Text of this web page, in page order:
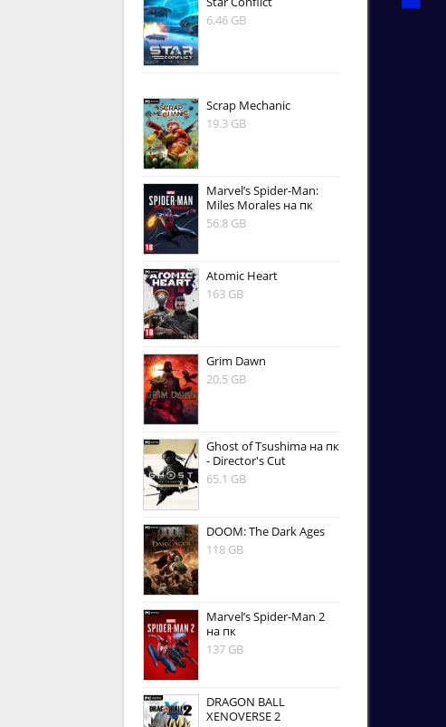
6.46 GB
Scrap Mechanic
19.3 GB
Marvel’s Spider-Man:
Miles Morales на пк
56.8 GB
Atomic Heart
163 GB
Grim Dawn
20.5 GB
Ghost of Tsushima на пк
- Director's Cut
65.1 GB
DOOM: The Dark Ages
118 GB
Marvel’s Spider-Man 2
на пк
137 GB
DRAGON BALL
XENOVERSE 2